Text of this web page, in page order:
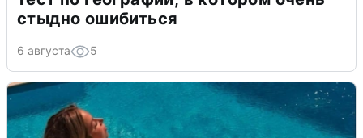
стыдно ошибиться
6 августа 5